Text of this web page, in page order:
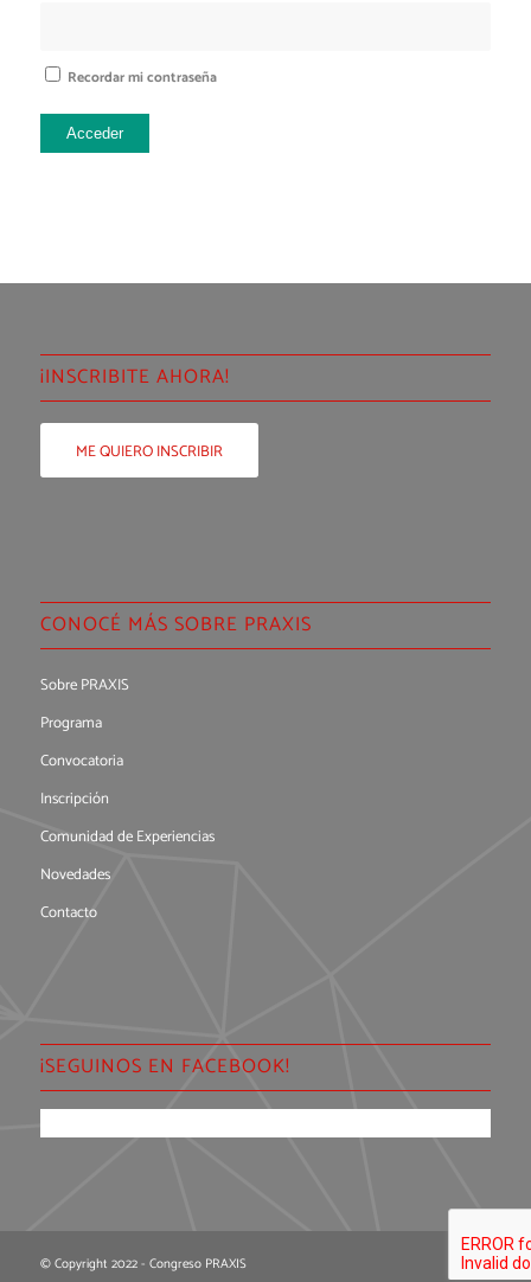
Recordar mi contraseña
Acceder
¡INSCRIBITE AHORA!
ME QUIERO INSCRIBIR
CONOCÉ MÁS SOBRE PRAXIS
Sobre PRAXIS
Programa
Convocatoria
Inscripción
Comunidad de Experiencias
Novedades
Contacto
¡SEGUINOS EN FACEBOOK!
© Copyright 2022 - Congreso PRAXIS